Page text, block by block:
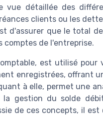
vue détaillée des
clients ou les
d'assurer que le total
comptes de l'entreprise.
est utilisé
enregistrées, offrant
à elle, permet une
gestion du solde
de ces concepts, il